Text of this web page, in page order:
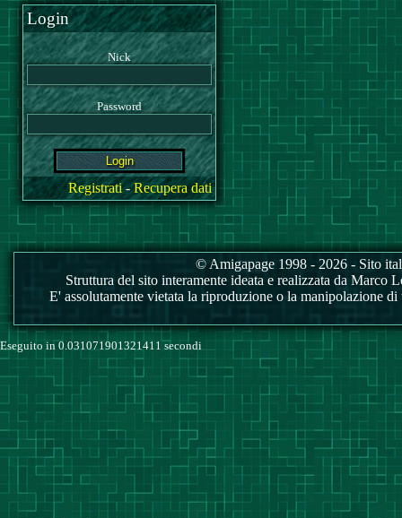
Login
Nick
Password
Registrati-Recupera dati
© Amigapage 1998 - 2026 - Sito
Struttura del sito interamente ideata e realizzata da
E' assolutamente vietata la riproduzione o la manipolazione
Eseguito in 0.031071901321411 secondi